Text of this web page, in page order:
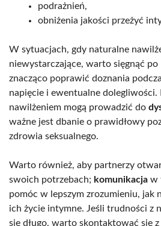
podrażnień,
obniżenia jakości przeżyć
W sytuacjach, gdy naturalne
niewystarczające, warto sięgnąć po
znacząco poprawić doznania
napięcie i ewentualne dolegliwości.
nawilżeniem mogą prowadzić do
ważne jest dbanie o prawidłowy
zdrowia seksualnego.
Warto również, aby partnerzy
swoich potrzebach; komunikacja w
pomóc w lepszym zrozumieniu, jak
ich życie intymne. Jeśli trudności z
się długo, warto skontaktować się